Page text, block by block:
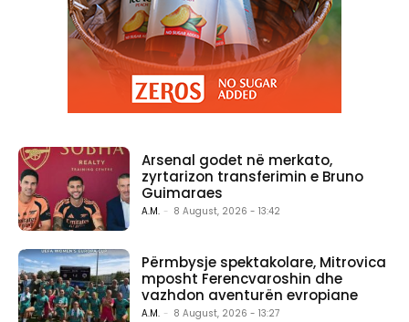
Arsenal godet në merkato,
zyrtarizon transferimin e Bruno
Guimaraes
A.M. - 8 August, 2026 - 13:42
Përmbysje spektakolare, Mitrovica
mposht Ferencvaroshin dhe
vazhdon aventurën evropiane
A.M. - 8 August, 2026 - 13:27